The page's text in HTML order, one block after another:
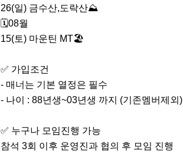
26(일) 금수산,도락산⛰️
🗓08월
15(토) 마운틴 MT🏖
✅️ 가입조건
- 매너는 기본 열정은 필수
- 나이 : 88년생~03년생 까지 (기존멤버제외)
✅️ 누구나 모임진행 가능
참석 3회 이후 운영진과 협의 후 모임 진행